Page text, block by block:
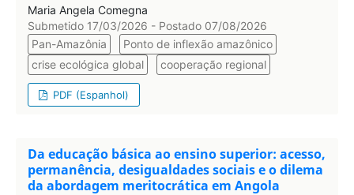
Maria Angela Comegna
Submetido 17/03/2026 - Postado 07/08/2026
Pan-Amazônia
Ponto de inflexão amazônico
crise ecológica global
cooperação regional
PDF (Espanhol)
Da educação básica ao ensino superior: acesso,
permanência, desigualdades sociais e o dilema
da abordagem meritocrática em Angola